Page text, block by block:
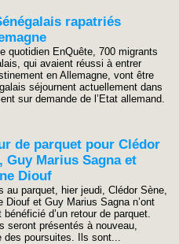
rapatriés
quotidien EnQuête, 700 migrants
qui avaient réussi à entrer
en Allemagne, vont être
séjournent actuellement dans
sur demande de l’Etat allemand.
de parquet pour Clédor
Guy Marius Sagna et
Diouf
au parquet, hier jeudi, Clédor Sène,
Diouf et Guy Marius Sagna n’ont
d’un retour de parquet.
seront présentés à nouveau,
des poursuites. Ils sont...